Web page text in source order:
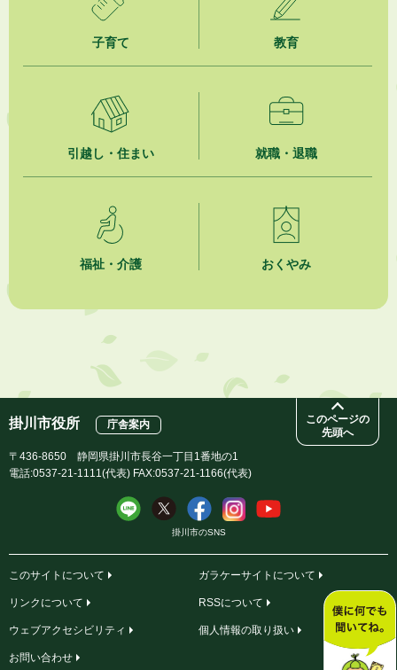
【参加者募集】プロ棋士から学ぼう！はじめての将棋教室
「かけがわ手話動画」で手話を学ぼう！
2026年8月1日
今月の広報かけがわ
2026年8月1日
人材育成講座 かけがわまちづくりラボ2026
子育て 教育
引越し・住まい 就職・退職
福祉・介護 おくやみ
このページの
先頭へ
掛川市役所 庁舎案内
〒436-8650 静岡県掛川市長谷一丁目1番地の1
電話:0537-21-1111(代表) FAX:0537-21-1166(代表)
掛川市のSNS
このサイトについて ガラケーサイトについて
リンクについて RSSについて
ウェブアクセシビリティ 個人情報の取り扱い
お問い合わせ